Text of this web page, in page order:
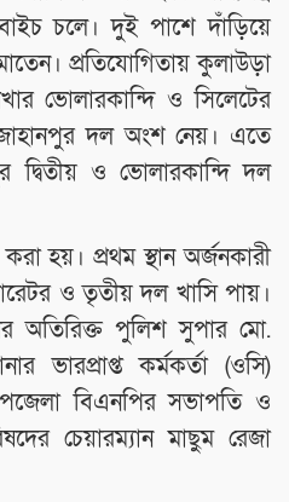
চলে। দুই পাশে দাঁড়িয়ে
প্রতিযোগিতায় কুলাউড়া
ভোলারকান্দি ও সিলেটের
দল অংশ নেয়। এতে
দ্বিতীয় ও ভোলারকান্দি দল
হয়। প্রথম স্থান অর্জনকারী
ও তৃতীয় দল খাসি পায়।
অতিরিক্ত পুলিশ সুপার মো.
ভারপ্রাপ্ত কর্মকর্তা (ওসি)
বিএনপির সভাপতি ও
চেয়ারম্যান মাছুম রেজা